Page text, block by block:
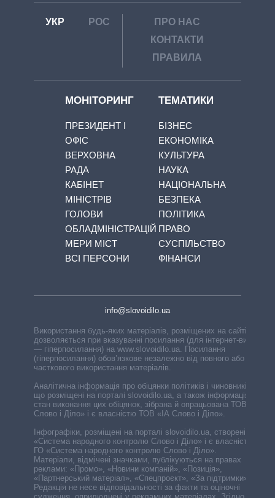
УКР РОС
ПРО НАС
КОНТАКТИ
ПРАВИЛА
МОНІТОРИНГ
ПРЕЗИДЕНТ І
ОФІС
ВЕРХОВНА
РАДА
КАБІНЕТ
МІНІСТРІВ
ГОЛОВИ
ОБЛАДМІНІСТРАЦІЙ
МЕРИ МІСТ
ВСІ ПЕРСОНИ
ТЕМАТИКИ
БІЗНЕС
ЕКОНОМІКА
КУЛЬТУРА
НАУКА
НАЦІОНАЛЬНА
БЕЗПЕКА
ПОЛІТИКА
ПРАВО
СУСПІЛЬСТВО
ФІНАНСИ
info@slovoidilo.ua
Використання будь-яких матеріалів, розміщених на сайті,
дозволяється при вказуванні посилання (для інтернет-видань
— гіперпосилання) на www.slovoidilo.ua. Посилання
(гіперпосилання) обов’язкове незалежно від повного або
часткового використання матеріалів.
Аналітична інформація про обіцянки політиків і чиновників,
що розміщені на порталі slovoidilo.ua, а також інформація про
стан виконання цих обіцянок, зібрана й опрацьована ТОВ «ІА
Слово і Діло» і є власністю ТОВ «ІА Слово і Діло».
Інфографіки, розміщені на порталі slovoidilo.ua, створені ГО
«Система народного контролю Слово і Діло» і є власністю
ГО «Система народного контролю Слово і Діло».
Матеріали, відмічені значками, публікуються на правах
реклами: «Промо», «Новини компаній», «Позиція»,
«Партнерський матеріал», «Спецпроєкт», «За підтримки».
Редакція не несе відповідальності за факти та оціночні